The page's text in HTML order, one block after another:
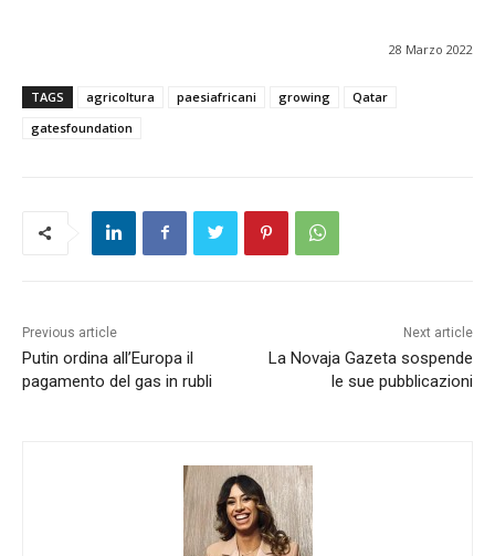
28 Marzo 2022
TAGS agricoltura paesiafricani growing
Qatar
gatesfoundation
Previous article
Putin ordina all’Europa il
pagamento del gas in rubli
Next article
La Novaja Gazeta sospende
le sue pubblicazioni